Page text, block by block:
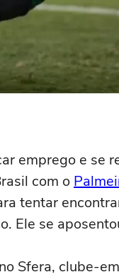
emprego e se
com o
tentar
Ele se
Sfera, clube-